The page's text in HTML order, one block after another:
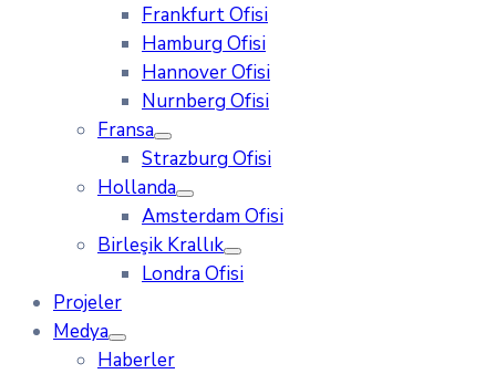
Frankfurt Ofisi
Hamburg Ofisi
Hannover Ofisi
Nurnberg Ofisi
Fransa
Strazburg Ofisi
Hollanda
Amsterdam Ofisi
Birleşik Krallık
Londra Ofisi
Projeler
Medya
Haberler